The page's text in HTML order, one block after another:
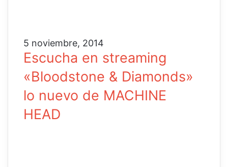
5 noviembre, 2014
Escucha en streaming
«Bloodstone & Diamonds»
lo nuevo de MACHINE
HEAD